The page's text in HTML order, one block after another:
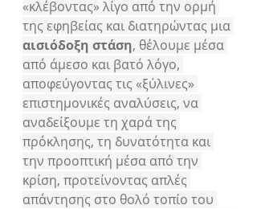
«κλέβοντας» λίγο από την ορμή
της εφηβείας και διατηρώντας μια
αισιόδοξη στάση, θέλουμε μέσα
από άμεσο και βατό λόγο,
αποφεύγοντας τις «ξύλινες»
επιστημονικές αναλύσεις, να
αναδείξουμε τη χαρά της
πρόκλησης, τη δυνατότητα και
την προοπτική μέσα από την
κρίση, προτείνοντας απλές
απάντησης στο θολό τοπίο του